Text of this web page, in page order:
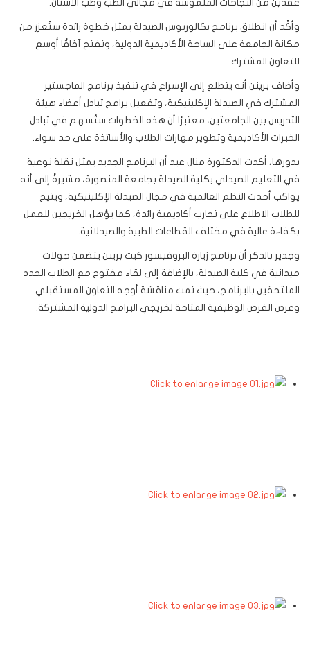
عقدين من النجاحات الملموسة في مجالي الطب وطب الأسنان.
وأكَّد أن انطلاق برنامج بكالوريوس الصيدلة يمثل خطوة رائدة ستُعزز من
مكانة الجامعة على الساحة الأكاديمية الدولية، وتفتح آفاقًا أوسع
للتعاون المشترك.
وأضاف برينن أنه يتطلع إلى الإسراع في تنفيذ برنامج الماجستير
المشترك في الصيدلة الإكلينيكية، وتفعيل برامج تبادل أعضاء هيئة
التدريس بين الجامعتين، معتبرًا أن هذه الخطوات ستُسهم في تبادل
الخبرات الأكاديمية وتطوير مهارات الطلاب والأساتذة على حد سواء.
بدورها، أكدت الدكتورة منال عيد أن البرنامج الجديد يمثل نقلة نوعية
في التعليم الصيدلي بكلية الصيدلة بجامعة المنصورة، مشيرةً إلى أنه
يواكب أحدث النظم العالمية في مجال الصيدلة الإكلينيكية، ويتيح
للطلاب الاطلاع على تجارب أكاديمية رائدة، كما يؤهل الخريجين للعمل
بكفاءة عالية في مختلف القطاعات الطبية والصيدلانية.
وجدير بالذكر أن برنامج زيارة البروفيسور كيث برينن يتضمن جولات
ميدانية في كلية الصيدلة، بالإضافة إلى لقاء مفتوح مع الطلاب الجدد
الملتحقين بالبرنامج، حيث تمت مناقشة أوجه التعاون المستقبلي
وعرض الفرص الوظيفية المتاحة لخريجي البرامج الدولية المشتركة.